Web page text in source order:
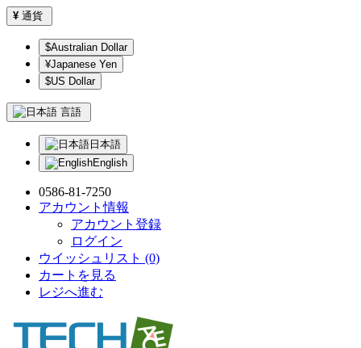
¥ 通貨
$Australian Dollar
¥Japanese Yen
$US Dollar
言語
日本語
English
0586-81-7250
アカウント情報
アカウント登録
ログイン
ウイッシュリスト (0)
カートを見る
レジへ進む